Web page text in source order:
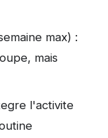
max) :
mais
l'activite